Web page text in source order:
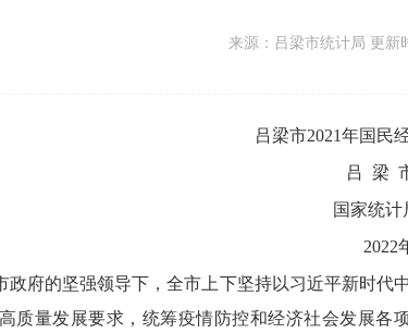
来源： 吕梁市统计局 更新
吕梁市2021年国民
吕 梁
国家统计
2022
政府的坚强领导下，全市 上下坚持以习近平新时代
质量发展要求， 统筹疫情防控和经济社会发展各